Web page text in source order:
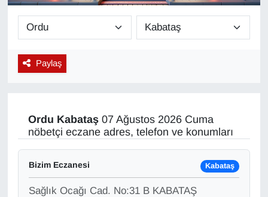
Paylaş
Ordu Kabataş07 Ağustos 2026 Cuma
nöbetçi eczane adres, telefon ve konumları
Bizim Eczanesi Kabataş
Sağlık Ocağı Cad. No:31 B KABATAŞ
Diğer
DÜNYA
EKONOMİ
Eleman